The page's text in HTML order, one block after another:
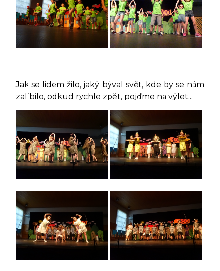
Jak se lidem žilo, jaký býval svět, kde by se nám
zalíbilo, odkud rychle zpět, pojďme na výlet...